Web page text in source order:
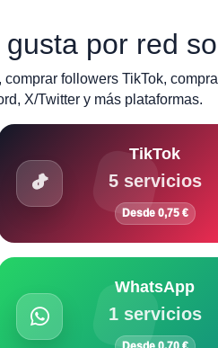
por red
followers TikTok,
X/Twitter y más plataformas.
TikTok
5 servicios
Desde 0,75 €
WhatsApp
1 servicios